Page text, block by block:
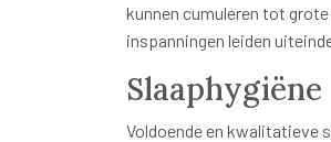
kunnen cumuleren tot
inspanningen leiden
Slaaphygiëne
Voldoende en kwalitatieve